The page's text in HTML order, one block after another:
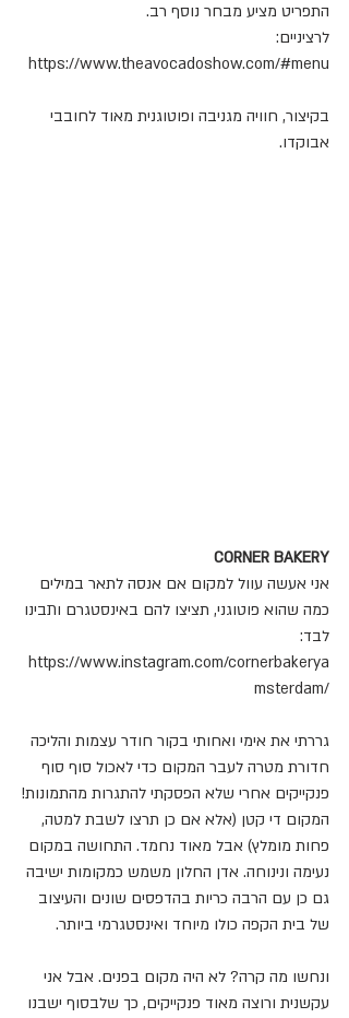
התפריט מציע מבחר נוסף רב.
לרציניים:
https://www.theavocadoshow.com/#menu
בקיצור, חוויה מגניבה ופוטוגנית מאוד לחובבי
אבוקדו.
CORNER BAKERY
אני אעשה עוול למקום אם אנסה לתאר במילים
כמה שהוא פוטוגני, תציצו להם באינסטגרם ותבינו
לבד:
https://www.instagram.com/cornerbakerya
msterdam/
גררתי את אימי ואחותי בקור חודר עצמות והליכה
חדורת מטרה לעבר המקום כדי לאכול סוף סוף
פנקייקים אחרי שלא הפסקתי להתגרות מהתמונות!
המקום די קטן (אלא אם כן תרצו לשבת למטה,
פחות מומלץ) אבל מאוד נחמד. התחושה במקום
נעימה ונינוחה. אדן החלון משמש כמקומות ישיבה
גם כן עם הרבה כריות בהדפסים שונים והעיצוב
של בית הקפה כולו מיוחד ואינסטגרמי ביותר.
ונחשו מה קרה? לא היה מקום בפנים. אבל אני
עקשנית ורוצה מאוד פנקייקים, כך שלבסוף ישבנו